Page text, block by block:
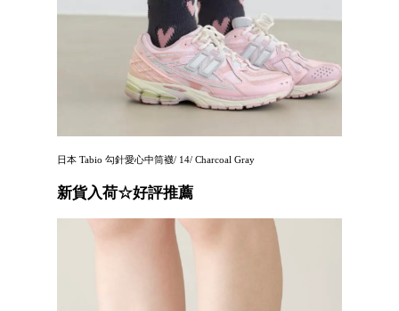
日本 Tabio 勾針愛心中筒襪/ 14/ Charcoal Gray
新貨入荷☆好評推薦